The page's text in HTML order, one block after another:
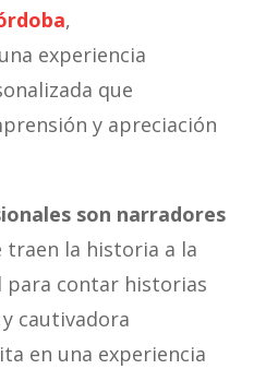
,
experiencia
que
y apreciación
son narradores
la historia a la
para contar historias
cautivadora
en una experiencia